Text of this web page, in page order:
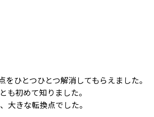
ひとつひとつ解消してもらえました。
初めて知りました。
大きな転換点でした。